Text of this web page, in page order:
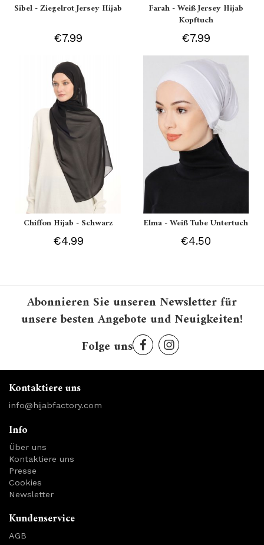
Sibel - Ziegelrot Jersey Hijab
€7.99
Farah - Weiß Jersey Hijab
Kopftuch
€7.99
Chiffon Hijab - Schwarz
€4.99
Elma - Weiß Tube Untertuch
€4.50
Abonnieren Sie unseren Newsletter für
unsere besten Angebote und Neuigkeiten!
Folge uns
Kontaktiere uns
info@hijabfactory.com
Info
Über uns
Kontaktiere uns
Presse
Cookies
Newsletter
Kundenservice
AGB